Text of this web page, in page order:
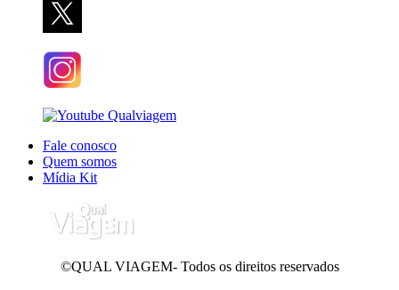
Fale conosco
Quem somos
Mídia Kit
©QUAL VIAGEM- Todos os direitos reservados